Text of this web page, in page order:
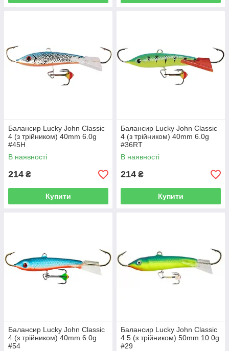
Балансир Lucky John Classic
4 (з трійником) 40mm 6.0g
#45H
В наявності
214 ₴
Купити
Балансир Lucky John Classic
4 (з трійником) 40mm 6.0g
#36RT
В наявності
214 ₴
Купити
Балансир Lucky John Classic
4 (з трійником) 40mm 6.0g
#54
Балансир Lucky John Classic
4.5 (з трійником) 50mm 10.0g
#29